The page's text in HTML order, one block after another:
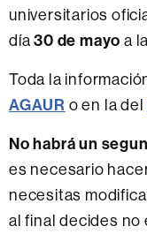
universitarios
día30 de mayo a
Toda la
AGAUR o en la del
No habrá un
es necesario
necesitas
al final decides no